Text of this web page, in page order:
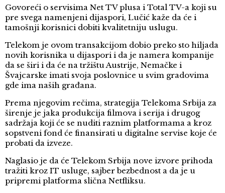
Govoreći o servisima Net TV plusa i Total TV-a koji su
pre svega namenjeni dijaspori, Lučić kaže da će i
tamošnji korisnici dobiti kvalitetniju uslugu.
Telekom je ovom transakcijom dobio preko sto hiljada
novih korisnika u dijaspori i da je namera kompanije
da se širi i da će na tržištu Austrije, Nemačke i
Švajcarske imati svoja poslovnice u svim gradovima
gde ima naših građana.
Prema njegovim rečima, strategija Telekoma Srbija za
širenje je jaka produkcija filmova i serija i drugog
sadržaja koji će se nuditi raznim platformama a kroz
sopstveni fond će finansirati u digitalne servise koje će
probati da izveze.
Naglasio je da će Telekom Srbija nove izvore prihoda
tražiti kroz IT usluge, sajber bezbednost a da je u
pripremi platforma slična Netfliksu.